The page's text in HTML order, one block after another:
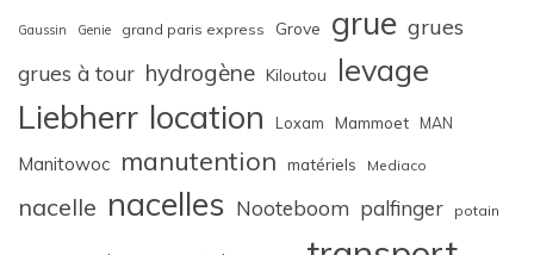
Gaussin Genie grand paris express Grove grue grues
grues à tour hydrogène Kiloutou levage
Liebherr location Loxam Mammoet MAN
Manitowoc manutention matériels Mediaco
nacelle nacelles Nooteboom palfinger potain